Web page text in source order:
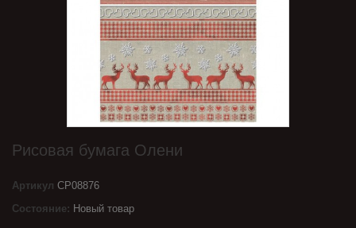
Рисовая бумага Олени
Артикул CP08876
Состояние: Новый товар